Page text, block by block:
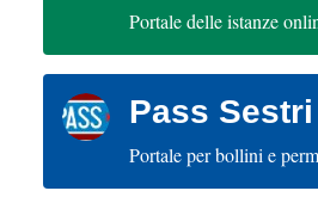
Portale delle istanze
Pass
Portale per bollini e